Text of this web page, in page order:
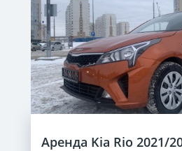
Аренда Kia Rio 2021/